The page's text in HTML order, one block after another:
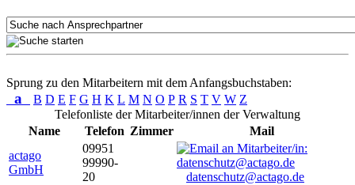
Sprung zu den Mitarbeitern mit dem Anfangsbuchstaben:
a B D E F G H K L M N O P R S T V W Z
Telefonliste der Mitarbeiter/innen der Verwaltung
Name
Telefon Zimmer
Mail
actago
GmbH
09951
99990-
20
datenschutz@actago.de